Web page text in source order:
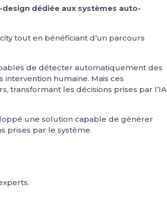
dédiée aux systèmes auto-
tout en bénéficiant d’un parcours
de détecter automatiquement des
humaine. Mais ces
transformant les décisions prises par l’IA
une solution capable de générer
prises par le système.